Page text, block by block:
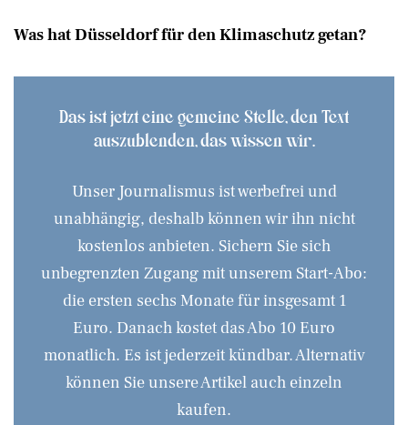
Was hat Düsseldorf für den Klimaschutz getan?
Das ist jetzt eine gemeine Stelle, den Text
auszublenden, das wissen wir.
Unser Journalismus ist werbefrei und
unabhängig, deshalb können wir ihn nicht
kostenlos anbieten. Sichern Sie sich
unbegrenzten Zugang mit unserem Start-Abo:
die ersten sechs Monate für insgesamt 1
Euro. Danach kostet das Abo 10 Euro
monatlich. Es ist jederzeit kündbar. Alternativ
können Sie unsere Artikel auch einzeln
kaufen.